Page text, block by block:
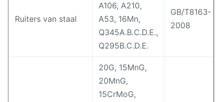
Ruiters van staal
A106, A210,
A53, 16Mn,
Q345A.B.C.D.E.,
Q295B.C.D.E.
GB/T8163-
2008
20G, 15MnG,
20MnG,
15CrMoG,